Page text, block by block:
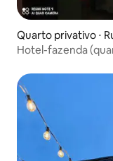
Quarto privativo ⋅
Hotel-fazenda